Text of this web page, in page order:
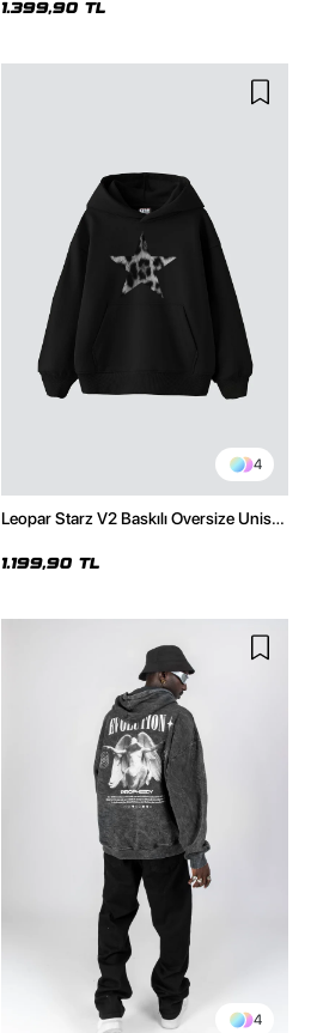
1.399,90 TL
4
Leopar Starz V2 Baskılı Oversize Unisex
1.199,90 TL
4